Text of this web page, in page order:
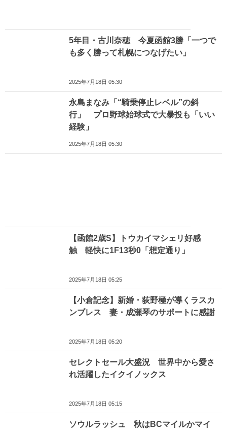
5年目・古川奈穂 今夏函館3勝「一つで
も多く勝って札幌につなげたい」
2025年7月18日 05:30
永島まなみ「“騎乗停止レベル”の斜
行」 プロ野球始球式で大暴投も「いい
経験」
2025年7月18日 05:30
【函館2歳S】トウカイマシェリ好感
触 軽快に1F13秒0「想定通り」
2025年7月18日 05:25
【小倉記念】新婚・荻野極が導くラスカ
ンブレス 妻・成瀬琴のサポートに感謝
2025年7月18日 05:20
セレクトセール大盛況 世界中から愛さ
れ活躍したイクイノックス
2025年7月18日 05:15
ソウルラッシュ 秋はBCマイルかマイ